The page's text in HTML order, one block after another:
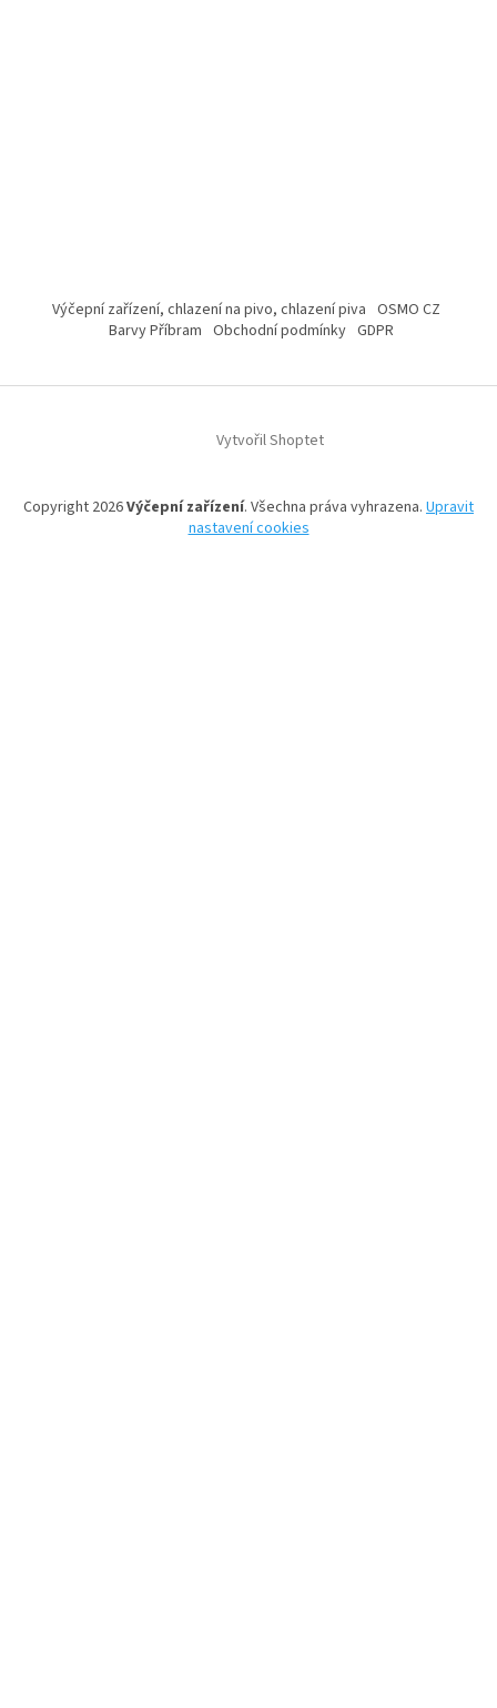
Výčepní zařízení, chlazení na pivo, chlazení piva OSMO CZ
Barvy Příbram Obchodní podmínky GDPR
Vytvořil Shoptet
Copyright 2026Výčepní zařízení. Všechna práva vyhrazena. Upravit
nastavení cookies